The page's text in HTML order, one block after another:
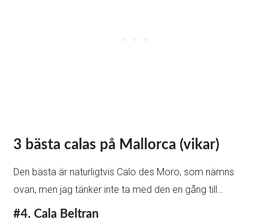
3 bästa calas på Mallorca (vikar)
Den bästa är naturligtvis Calo des Moro, som nämns
ovan, men jag tänker inte ta med den en gång till…
#4. Cala Beltran